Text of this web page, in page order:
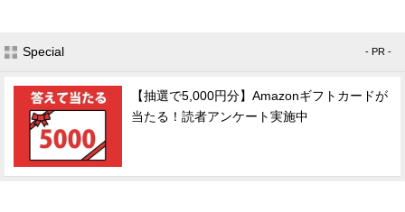
Special - PR -
【抽選で5,000円分】Amazonギフトカードが
当たる！読者アンケート実施中